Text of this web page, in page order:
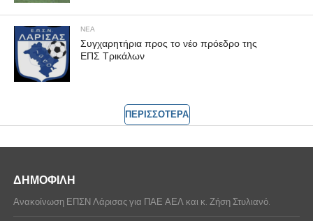
ΝΕΑ
Συγχαρητήρια προς το νέο πρόεδρο της
ΕΠΣ Τρικάλων
ΠΕΡΙΣΣΟΤΕΡΑ
ΔΗΜΟΦΙΛΗ
Ανακοίνωση ΕΠΣΝ Λάρισας για ΠΑΕ ΑΕΛ και κ. Ζήση Στυλιανό.